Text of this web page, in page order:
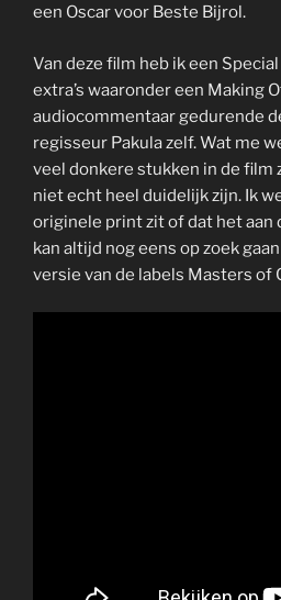
een Oscar voor Beste Bijrol.
Van deze film heb ik een
extra’s waaronder een Making
audiocommentaar gedurende
regisseur Pakula zelf. Wat me
veel donkere stukken in de film
niet echt heel duidelijk zijn. Ik
originele print zit of dat het aan
kan altijd nog eens op zoek
versie van de labels Masters of